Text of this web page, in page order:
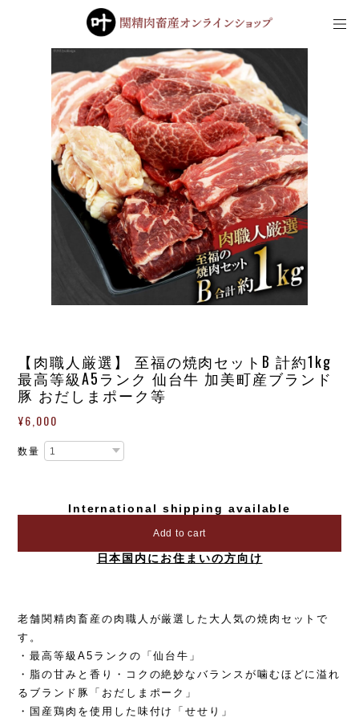
【肉職人厳選】 至福の焼肉セットB 計約1kg
最高等級A5ランク 仙台牛 加美町産ブランド
豚 おだしまポーク等
¥6,000
数量
International shipping available
Add to cart
日本国内にお住まいの方向け
老舗関精肉畜産の肉職人が厳選した大人気の焼肉セットで
す。
・最高等級A5ランクの「仙台牛」
・脂の甘みと香り・コクの絶妙なバランスが噛むほどに溢れ
るブランド豚「おだしまポーク」
・国産鶏肉を使用した味付け「せせり」